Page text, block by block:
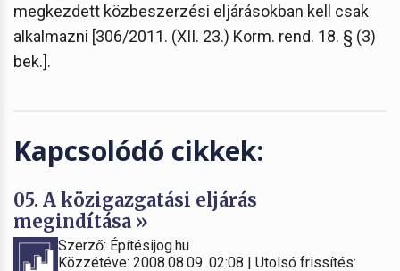
megkezdett közbeszerzési eljárásokban kell csak
alkalmazni [306/2011. (XII. 23.) Korm. rend. 18. § (3)
bek.].
Kapcsolódó cikkek:
05. A közigazgatási eljárás
megindítása »
Szerző: Építésijog.hu
Közzétéve: 2008.08.09. 02:08 | Utolsó frissítés: